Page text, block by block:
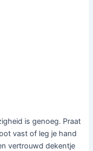
is genoeg. Praat
vast of leg je hand
vertrouwd dekentje